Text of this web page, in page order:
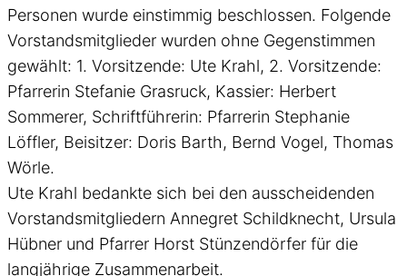
Personen wurde einstimmig beschlossen. Folgende
Vorstandsmitglieder wurden ohne Gegenstimmen
gewählt: 1. Vorsitzende: Ute Krahl, 2. Vorsitzende:
Pfarrerin Stefanie Grasruck, Kassier: Herbert
Sommerer, Schriftführerin: Pfarrerin Stephanie
Löffler, Beisitzer: Doris Barth, Bernd Vogel, Thomas
Wörle.
Ute Krahl bedankte sich bei den ausscheidenden
Vorstandsmitgliedern Annegret Schildknecht, Ursula
Hübner und Pfarrer Horst Stünzendörfer für die
langjährige Zusammenarbeit.